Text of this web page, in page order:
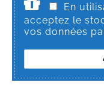
En
acceptez le
vos données